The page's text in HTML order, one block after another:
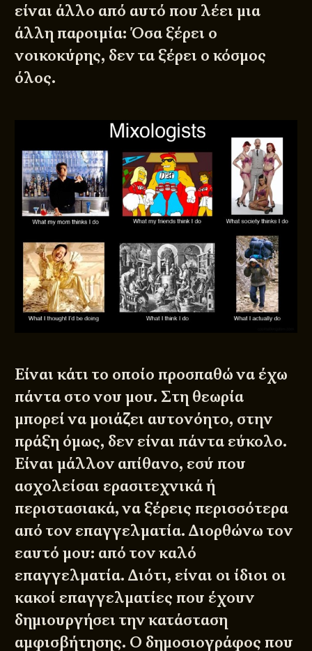
είναι άλλο από αυτό που λέει μια
άλλη παροιμία: Όσα ξέρει ο
νοικοκύρης, δεν τα ξέρει ο κόσμος
όλος.
Είναι κάτι το οποίο προσπαθώ να έχω
πάντα στο νου μου. Στη θεωρία
μπορεί να μοιάζει αυτονόητο, στην
πράξη όμως, δεν είναι πάντα εύκολο.
Είναι μάλλον απίθανο, εσύ που
ασχολείσαι ερασιτεχνικά ή
περιστασιακά, να ξέρεις περισσότερα
από τον επαγγελματία. Διορθώνω τον
εαυτό μου: από τον καλό
επαγγελματία. Διότι, είναι οι ίδιοι οι
κακοί επαγγελματίες που έχουν
δημιουργήσει την κατάσταση
αμφισβήτησης. Ο δημοσιογράφος που